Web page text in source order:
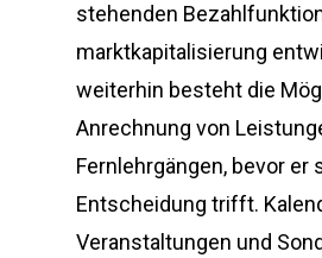
stehenden
marktkapitalisierung
weiterhin besteht die
Anrechnung von
Fernlehrgängen, bevor er
Entscheidung trifft.
Veranstaltungen und